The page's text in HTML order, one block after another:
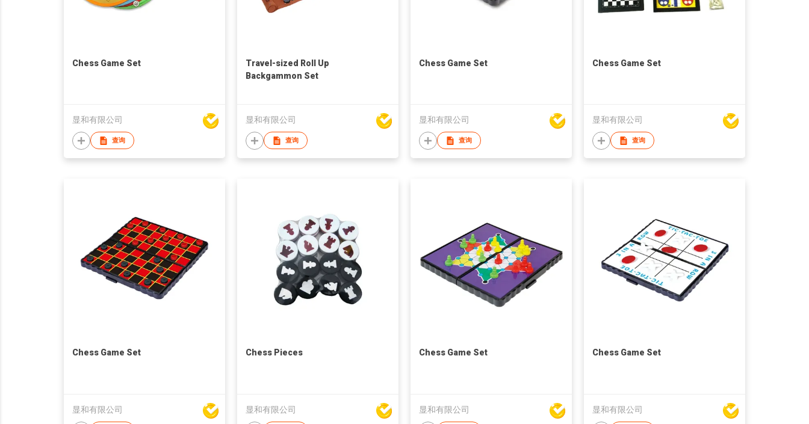
Chess Game Set
显和有限公司
查询
Travel-sized Roll Up
Backgammon Set
显和有限公司
查询
Chess Game Set
显和有限公司
查询
Chess Game Set
显和有限公司
查询
Chess Game Set
显和有限公司
Chess Pieces
显和有限公司
Chess Game Set
显和有限公司
Chess Game Set
显和有限公司